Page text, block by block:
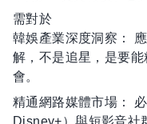
需對於
韓娛產業深度洞察：
解，不是追星，是要
會。
精通網路媒體市場：
Disney+）與短影音社